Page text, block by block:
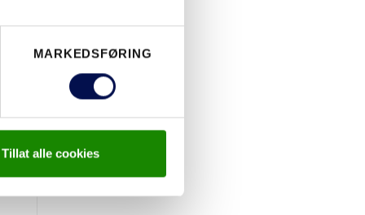
MARKEDSFØRING
Tillat alle cookies